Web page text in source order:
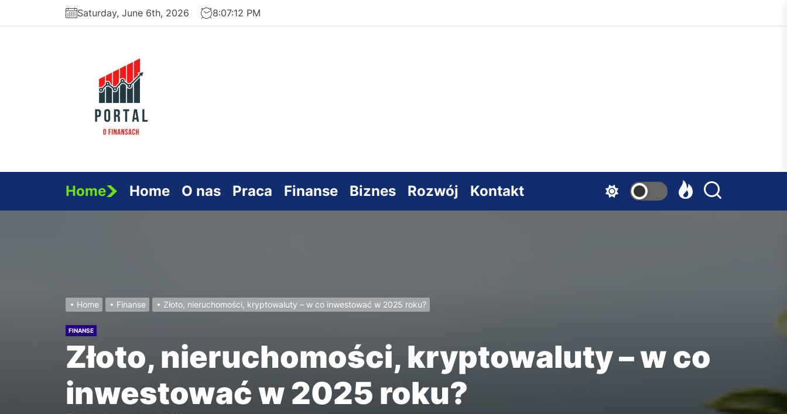
Saturday, June 6th, 2026 8:07:13 PM
Home Home O nas Praca Finanse Biznes Rozwój Kontakt
Home Finanse Złoto, nieruchomości, kryptowaluty – w co inwestować w 2025 roku?
FINANSE
Złoto, nieruchomości, kryptowaluty – w co
inwestować w 2025 roku?